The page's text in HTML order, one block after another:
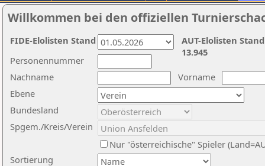
Willkommen bei den offiziellen
Nachname
Vorname
Ebene
Sortierung
Personennummer
Bundesland
Spgem./Kreis/Verein
Nur "österreichische" Spieler
AUT-Elolisten
13.945
FIDE-Elolisten Stand